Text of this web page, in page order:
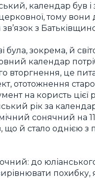
календар був
тому
з
зокрема, й
календар
вторгнення, це
ототожнення
на користь
рік за
сонячний на 11
що й стало однією
до
похибку,